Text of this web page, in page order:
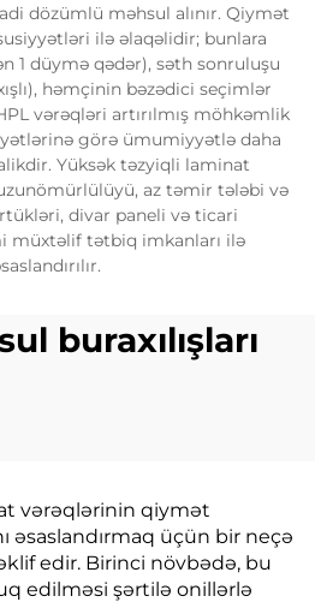
dözümlü məhsul alınır. Qiymət
ilə əlaqəlidir; bunlara
1 düymə qədər), səth sonruluşu
həmçinin bəzədici seçimlər
vərəqləri artırılmış möhkəmlik
görə ümumiyyətlə daha
Yüksək təzyiqli laminat
az təmir tələbi və
divar paneli və ticari
müxtəlif tətbiq imkanları ilə
buraxılışları
vərəqlərinin qiymət
əsaslandırmaq üçün bir neçə
edir. Birinci növbədə, bu
edilməsi şərtilə onillərlə